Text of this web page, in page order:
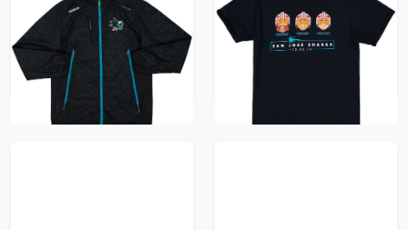
2014-15 San Jose
Sharks Reebok Center
Ice Jacket - 8/10 - (S)
626 kr / £71.99
2016 San Jose Sharks
Star Wars Night Tee -
6/10 - (M)